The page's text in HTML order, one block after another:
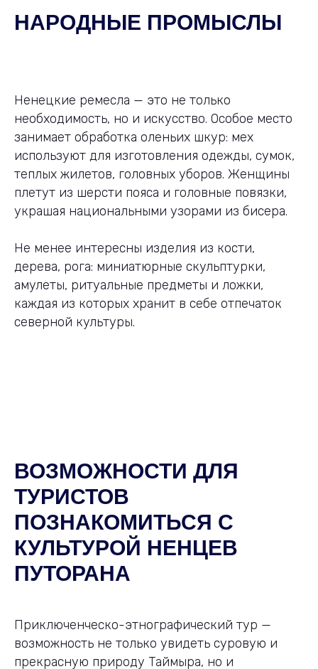
НАРОДНЫЕ ПРОМЫСЛЫ
Ненецкие ремесла — это не только
необходимость, но и искусство. Особое место
занимает обработка оленьих шкур: мех
используют для изготовления одежды, сумок,
теплых жилетов, головных уборов. Женщины
плетут из шерсти пояса и головные повязки,
украшая национальными узорами из бисера.
Не менее интересны изделия из кости,
дерева, рога: миниатюрные скульптурки,
амулеты, ритуальные предметы и ложки,
каждая из которых хранит в себе отпечаток
северной культуры.
ВОЗМОЖНОСТИ ДЛЯ
ТУРИСТОВ
ПОЗНАКОМИТЬСЯ С
КУЛЬТУРОЙ НЕНЦЕВ
ПУТОРАНА
Приключенческо-этнографический тур —
возможность не только увидеть суровую и
прекрасную природу Таймыра, но и